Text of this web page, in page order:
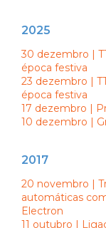
2025
30 dezembro |
época festiva
23 dezembro |
época festiva
17 dezembro |
10 dezembro |
2017
20 novembro |
automáticas
Electron
11 outubro |